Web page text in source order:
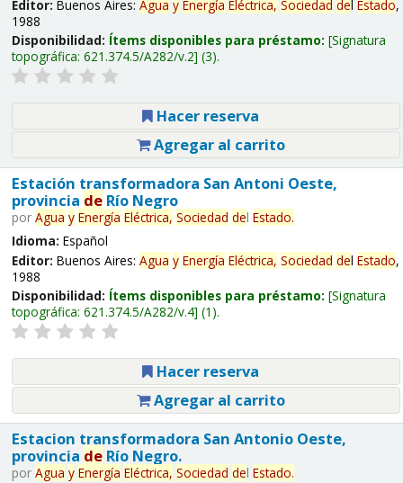
Editor: Buenos Aires: Agua y Energía Eléctrica, Sociedad del Estado,
1988
Disponibilidad: Ítems disponibles para préstamo: Signatura
topográfica: 621.374.5/A282/v.2 (3).
Hacer reserva
Agregar al carrito
Estación transformadora San Antoni Oeste,
provincia deRío Negro
por Agua y Energía Eléctrica, Sociedad del Estado.
Idioma: Español
Editor: Buenos Aires: Agua y Energía Eléctrica, Sociedad del Estado,
1988
Disponibilidad: Ítems disponibles para préstamo: Signatura
topográfica: 621.374.5/A282/v.4 (1).
Hacer reserva
Agregar al carrito
Estacion transformadora San Antonio Oeste,
provincia deRío Negro.
por Agua y Energía Eléctrica, Sociedad del Estado.